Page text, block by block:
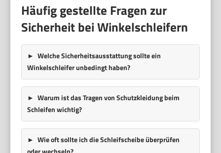
Häufig gestellte Fragen zur
Sicherheit bei Winkelschleifern
Welche Sicherheitsausstattung sollte ein
Winkelschleifer unbedingt haben?
Warum ist das Tragen von Schutzkleidung beim
Schleifen wichtig?
Wie oft sollte ich die Schleifscheibe überprüfen